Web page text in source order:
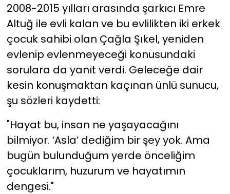
2008-2015 yılları arasında şarkıcı Emre
Altuğ ile evli kalan ve bu evlilikten iki erkek
çocuk sahibi olan Çağla Şıkel, yeniden
evlenip evlenmeyeceği konusundaki
sorulara da yanıt verdi. Geleceğe dair
kesin konuşmaktan kaçınan ünlü sunucu,
şu sözleri kaydetti:
"Hayat bu, insan ne yaşayacağını
bilmiyor. ‘Asla’ dediğim bir şey yok. Ama
bugün bulunduğum yerde önceliğim
çocuklarım, huzurum ve hayatımın
dengesi."